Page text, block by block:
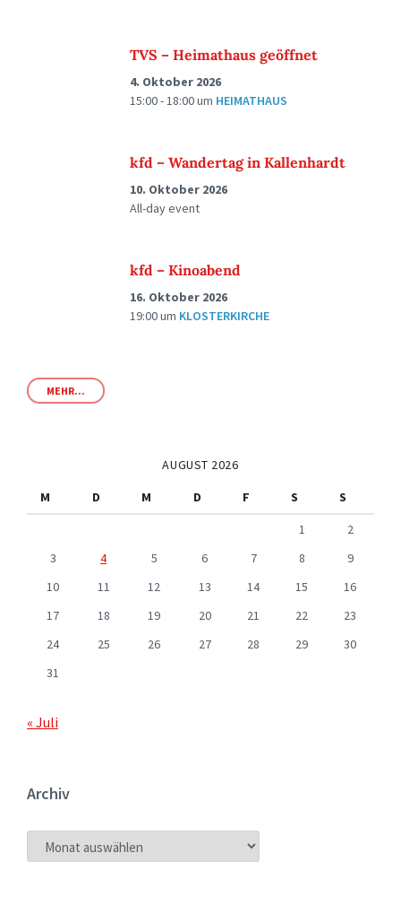
TVS – Heimathaus geöffnet
4. Oktober 2026
15:00 - 18:00um HEIMATHAUS
kfd – Wandertag in Kallenhardt
10. Oktober 2026
All-day event
kfd – Kinoabend
16. Oktober 2026
19:00um KLOSTERKIRCHE
MEHR...
AUGUST 2026
M
D M D F S
S
1
2
3
4 5 6 7 8
9
10
11 12 13 14 15
16
17
18 19 20 21 22
23
24
25 26 27 28 29
30
31
« Juli
Archiv
ARCHIV